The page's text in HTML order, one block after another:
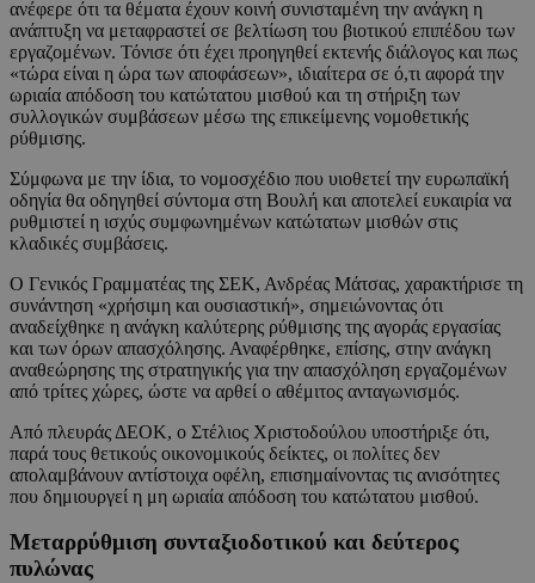
ανέφερε ότι τα θέματα έχουν κοινή συνισταμένη την ανάγκη η
ανάπτυξη να μεταφραστεί σε βελτίωση του βιοτικού επιπέδου των
εργαζομένων. Τόνισε ότι έχει προηγηθεί εκτενής διάλογος και πως
«τώρα είναι η ώρα των αποφάσεων», ιδιαίτερα σε ό,τι αφορά την
ωριαία απόδοση του κατώτατου μισθού και τη στήριξη των
συλλογικών συμβάσεων μέσω της επικείμενης νομοθετικής
ρύθμισης.
Σύμφωνα με την ίδια, το νομοσχέδιο που υιοθετεί την ευρωπαϊκή
οδηγία θα οδηγηθεί σύντομα στη Βουλή και αποτελεί ευκαιρία να
ρυθμιστεί η ισχύς συμφωνημένων κατώτατων μισθών στις
κλαδικές συμβάσεις.
Ο Γενικός Γραμματέας της ΣΕΚ, Ανδρέας Μάτσας, χαρακτήρισε τη
συνάντηση «χρήσιμη και ουσιαστική», σημειώνοντας ότι
αναδείχθηκε η ανάγκη καλύτερης ρύθμισης της αγοράς εργασίας
και των όρων απασχόλησης. Αναφέρθηκε, επίσης, στην ανάγκη
αναθεώρησης της στρατηγικής για την απασχόληση εργαζομένων
από τρίτες χώρες, ώστε να αρθεί ο αθέμιτος ανταγωνισμός.
Από πλευράς ΔΕΟΚ, ο Στέλιος Χριστοδούλου υποστήριξε ότι,
παρά τους θετικούς οικονομικούς δείκτες, οι πολίτες δεν
απολαμβάνουν αντίστοιχα οφέλη, επισημαίνοντας τις ανισότητες
που δημιουργεί η μη ωριαία απόδοση του κατώτατου μισθού.
Μεταρρύθμιση συνταξιοδοτικού και δεύτερος
πυλώνας